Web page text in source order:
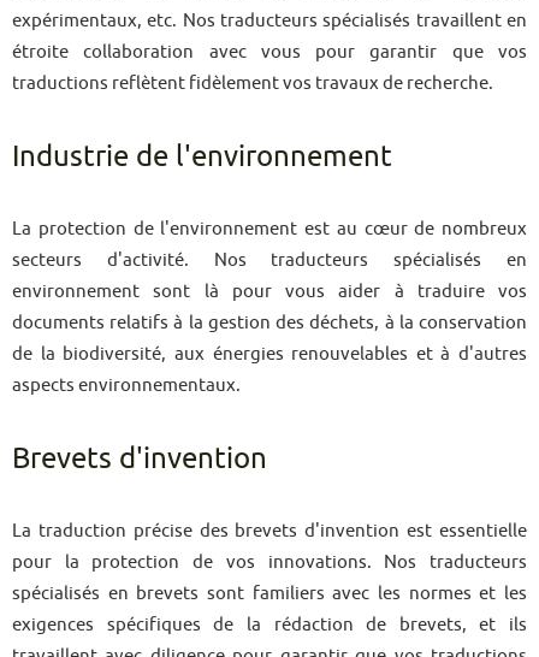
expérimentaux, etc. Nos traducteurs spécialisés travaillent en
étroite collaboration avec vous pour garantir que vos
traductions reflètent fidèlement vos travaux de recherche.
Industrie de l'environnement
La protection de l'environnement est au cœur de nombreux
secteurs d'activité. Nos traducteurs spécialisés en
environnement sont là pour vous aider à traduire vos
documents relatifs à la gestion des déchets, à la conservation
de la biodiversité, aux énergies renouvelables et à d'autres
aspects environnementaux.
Brevets d'invention
La traduction précise des brevets d'invention est essentielle
pour la protection de vos innovations. Nos traducteurs
spécialisés en brevets sont familiers avec les normes et les
exigences spécifiques de la rédaction de brevets, et ils